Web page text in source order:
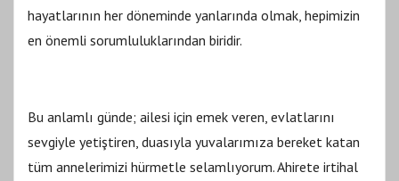
hayatlarının her döneminde yanlarında olmak, hepimizin
en önemli sorumluluklarından biridir.
Bu anlamlı günde; ailesi için emek veren, evlatlarını
sevgiyle yetiştiren, duasıyla yuvalarımıza bereket katan
tüm annelerimizi hürmetle selamlıyorum. Ahirete irtihal